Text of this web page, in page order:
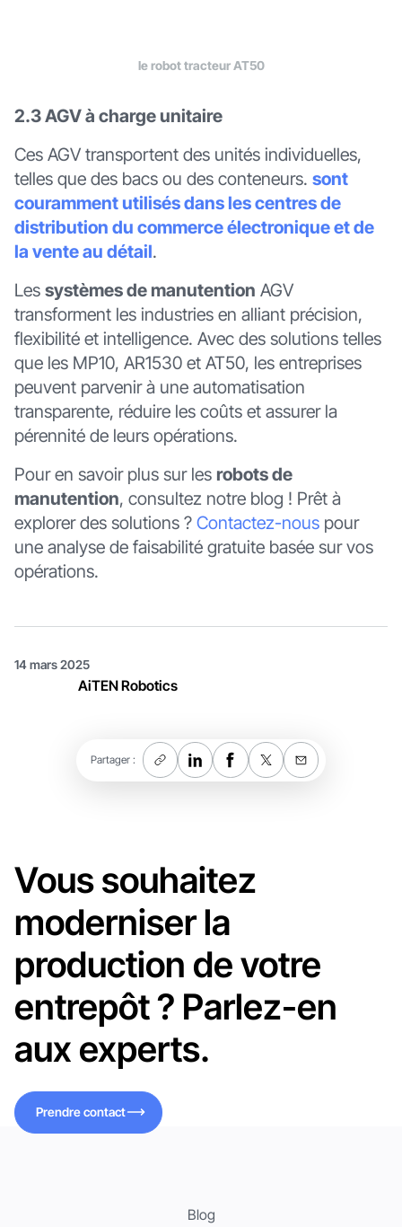
le robot tracteur AT50
2.3 AGV à charge unitaire
Ces AGV transportent des unités individuelles,
telles que des bacs ou des conteneurs. sont
couramment utilisés dans les centres de
distribution du commerce électronique et de
la vente au détail.
Les systèmes de manutention AGV
transforment les industries en alliant précision,
flexibilité et intelligence. Avec des solutions telles
que les MP10, AR1530 et AT50, les entreprises
peuvent parvenir à une automatisation
transparente, réduire les coûts et assurer la
pérennité de leurs opérations.
Pour en savoir plus sur les robots de
manutention, consultez notre blog ! Prêt à
explorer des solutions ? Contactez-nouspour
une analyse de faisabilité gratuite basée sur vos
opérations.
14 mars 2025
AiTEN Robotics
Partager :
Vous souhaitez
moderniser la
production de votre
entrepôt ? Parlez-en
aux experts.
Prendre contact
Blog